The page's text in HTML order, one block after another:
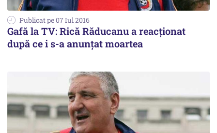
Publicat pe 07 Iul 2016
Gafă la TV: Rică Răducanu a reacționat
după ce i s-a anunțat moartea